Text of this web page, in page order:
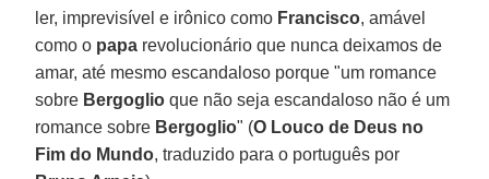
ler, imprevisível e irônico como Francisco, amável
como o papa revolucionário que nunca deixamos de
amar, até mesmo escandaloso porque "um romance
sobre Bergoglio que não seja escandaloso não é um
romance sobre Bergoglio" (O Louco de Deus no
Fim do Mundo, traduzido para o português por